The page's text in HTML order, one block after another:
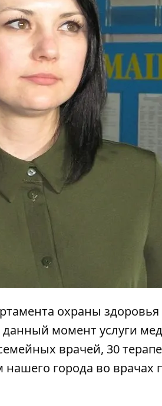
охраны
данный момент услуги
врачей, 30
нашего города во